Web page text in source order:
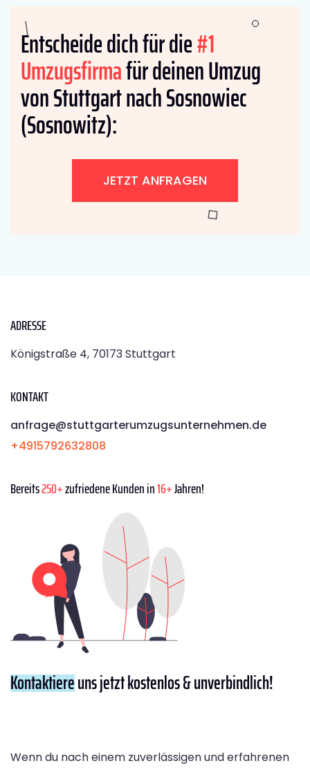
Entscheide dich für die#1
Umzugsfirmafür deinen Umzug
von Stuttgart nach Sosnowiec
(Sosnowitz):
JETZT ANFRAGEN
ADRESSE
Königstraße 4, 70173 Stuttgart
KONTAKT
anfrage@stuttgarterumzugsunternehmen.de
+4915792632808
Bereits250+zufriedene Kunden in16+Jahren!
Kontaktiereuns jetzt kostenlos & unverbindlich!
Wenn du nach einem zuverlässigen und erfahrenen